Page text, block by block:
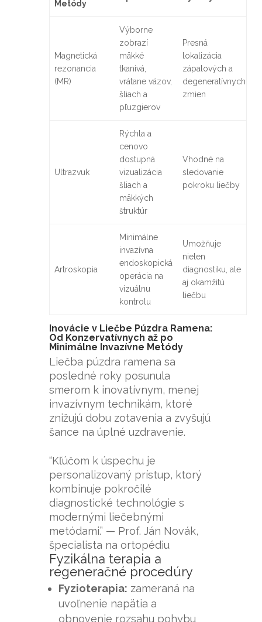
Metódy
Magnetická
rezonancia
(MR)
Výborne
zobrazí
mäkké
tkanivá,
vrátane väzov,
šliach a
pľuzgierov
Presná
lokalizácia
zápalových a
degeneratívnych
zmien
Ultrazvuk
Rýchla a
cenovo
dostupná
vizualizácia
šliach a
mäkkých
štruktúr
Vhodné na
sledovanie
pokroku liečby
Artroskopia
Minimálne
invazívna
endoskopická
operácia na
vizuálnu
kontrolu
Umožňuje
nielen
diagnostiku, ale
aj okamžitú
liečbu
Inovácie v Liečbe Púzdra Ramena:
Od Konzervatívnych až po
Minimálne Invazívne Metódy
Liečba púzdra ramena sa
posledné roky posunula
smerom k inovatívnym, menej
invazívnym technikám, ktoré
znižujú dobu zotavenia a zvyšujú
šance na úplné uzdravenie.
“Kľúčom k úspechu je
personalizovaný prístup, ktorý
kombinuje pokročilé
diagnostické technológie s
modernými liečebnými
metódami.” — Prof. Ján Novák,
špecialista na ortopédiu
Fyzikálna terapia a
regeneračné procedúry
Fyzioterapia: zameraná na
uvoľnenie napätia a
obnovenie rozsahu pohybu